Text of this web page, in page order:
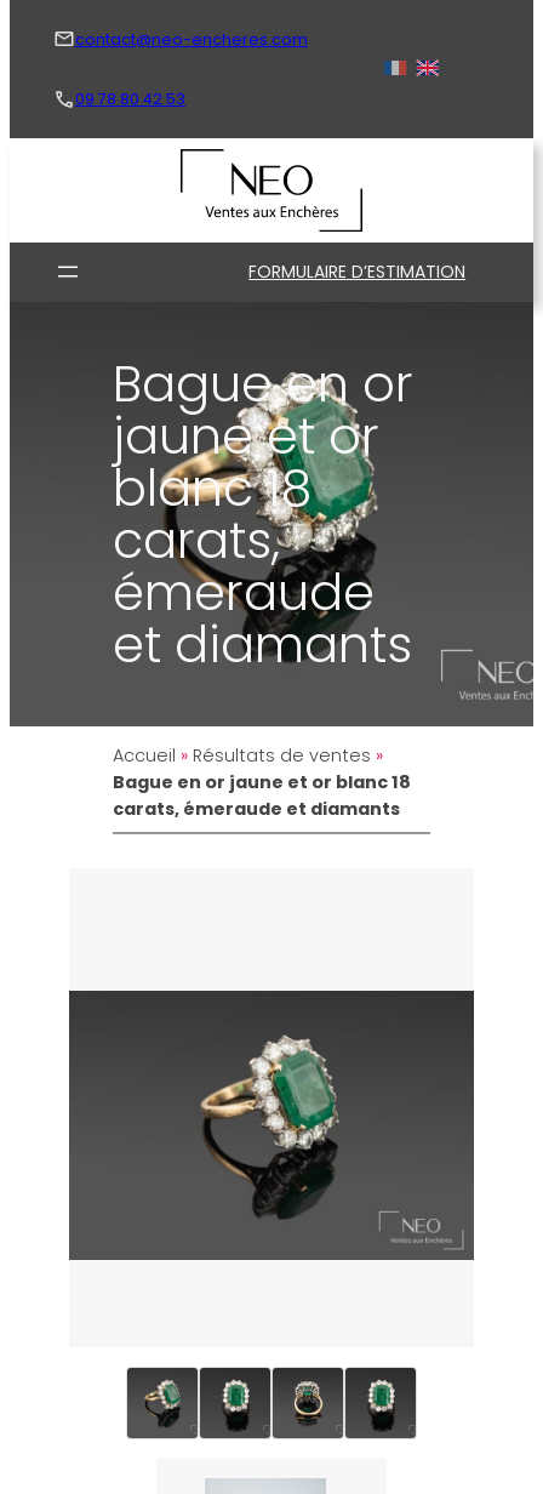
contact@neo-encheres.com
09 78 80 42 53
FORMULAIRE D’ESTIMATION
Bague en or
jaune et or
blanc 18
carats,
émeraude
et diamants
Accueil » Résultats de ventes »
Bague en or jaune et or blanc 18
carats, émeraude et diamants